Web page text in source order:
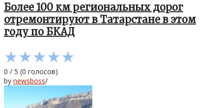
Более 100 км региональных дорог
отремонтируют в Татарстане в этом
году по БКАД
★★★★★
0 / 5 (0 голосов)
by newsboss/